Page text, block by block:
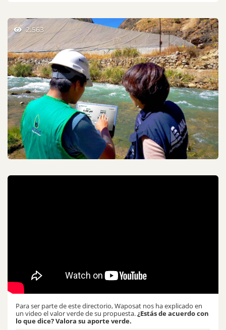
2.563
Para ser parte de este directorio, Waposat nos ha explicado en
un video el valor verde de su propuesta.¿Estás de acuerdo con
lo que dice? Valora su aporte verde.